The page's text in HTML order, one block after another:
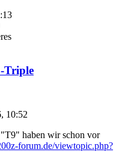
Triple
10:52
haben wir schon vor
forum.de/viewtopic.php?